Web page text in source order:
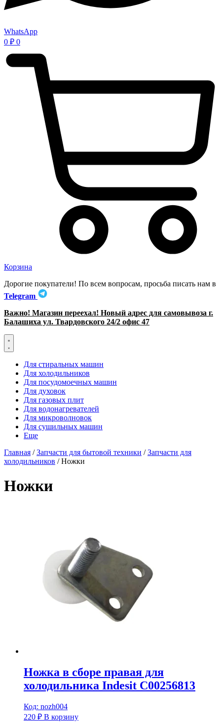
WhatsApp
0 ₽ 0
Корзина
Дорогие покупатели! По всем вопросам, просьба писать нам в
Telegram
Важно! Магазин переехал! Новый адрес для самовывоза г.
Балашиха ул. Твардовского 24/2 офис 47
Для стиральных машин
Для холодильников
Для посудомоечных машин
Для духовок
Для газовых плит
Для водонагревателей
Для микроволновок
Для сушильных машин
Еще
Главная /Запчасти для бытовой техники /Запчасти для
холодильников / Ножки
Ножки
Ножка в сборе правая для
холодильника Indesit C00256813
Код: nozh004
220 ₽ В корзину